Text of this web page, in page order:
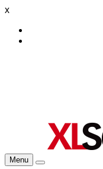
x
Menu